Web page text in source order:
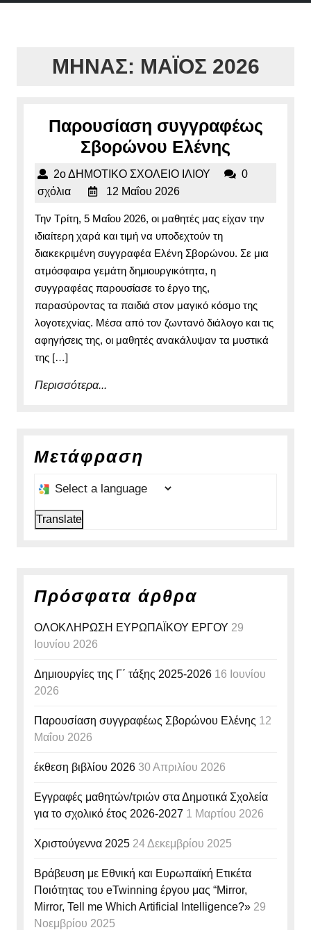
ΜΉΝΑΣ: ΜΆΙΟΣ 2026
Παρουσίαση συγγραφέως
Σβορώνου Ελένης
2ο ΔΗΜΟΤΙΚΟ ΣΧΟΛΕΙΟ ΙΛΙΟΥ
ΙΛΙΟΥ
0
σχόλια
12 Μαΐου 202612
2026
Την Τρίτη, 5 Μαΐου 2026, οι μαθητές μας είχαν την
ιδιαίτερη χαρά και τιμή να υποδεχτούν τη
διακεκριμένη συγγραφέα Ελένη Σβορώνου. Σε μια
ατμόσφαιρα γεμάτη δημιουργικότητα, η
συγγραφέας παρουσίασε το έργο της,
παρασύροντας τα παιδιά στον μαγικό κόσμο της
λογοτεχνίας. Μέσα από τον ζωντανό διάλογο και τις
αφηγήσεις της, οι μαθητές ανακάλυψαν τα μυστικά
της […]
Περισσότερα...
Μετάφραση
Select a language to translate this page
Translate
Πρόσφατα άρθρα
ΟΛΟΚΛΗΡΩΣΗ ΕΥΡΩΠΑΪΚΟΥ ΕΡΓΟΥ 29
Ιουνίου 2026
Δημιουργίες της Γ΄ τάξης 2025-2026 16 Ιουνίου
2026
Παρουσίαση συγγραφέως Σβορώνου Ελένης 12
Μαΐου 2026
έκθεση βιβλίου 2026 30 Απριλίου 2026
Εγγραφές μαθητών/τριών στα Δημοτικά Σχολεία
για το σχολικό έτος 2026-2027 1 Μαρτίου 2026
Χριστούγεννα 2025 24 Δεκεμβρίου 2025
Βράβευση με Εθνική και Ευρωπαϊκή Ετικέτα
Ποιότητας του eTwinning έργου μας “Mirror,
Mirror, Tell me Which Artificial Intelligence?» 29
Νοεμβρίου 2025